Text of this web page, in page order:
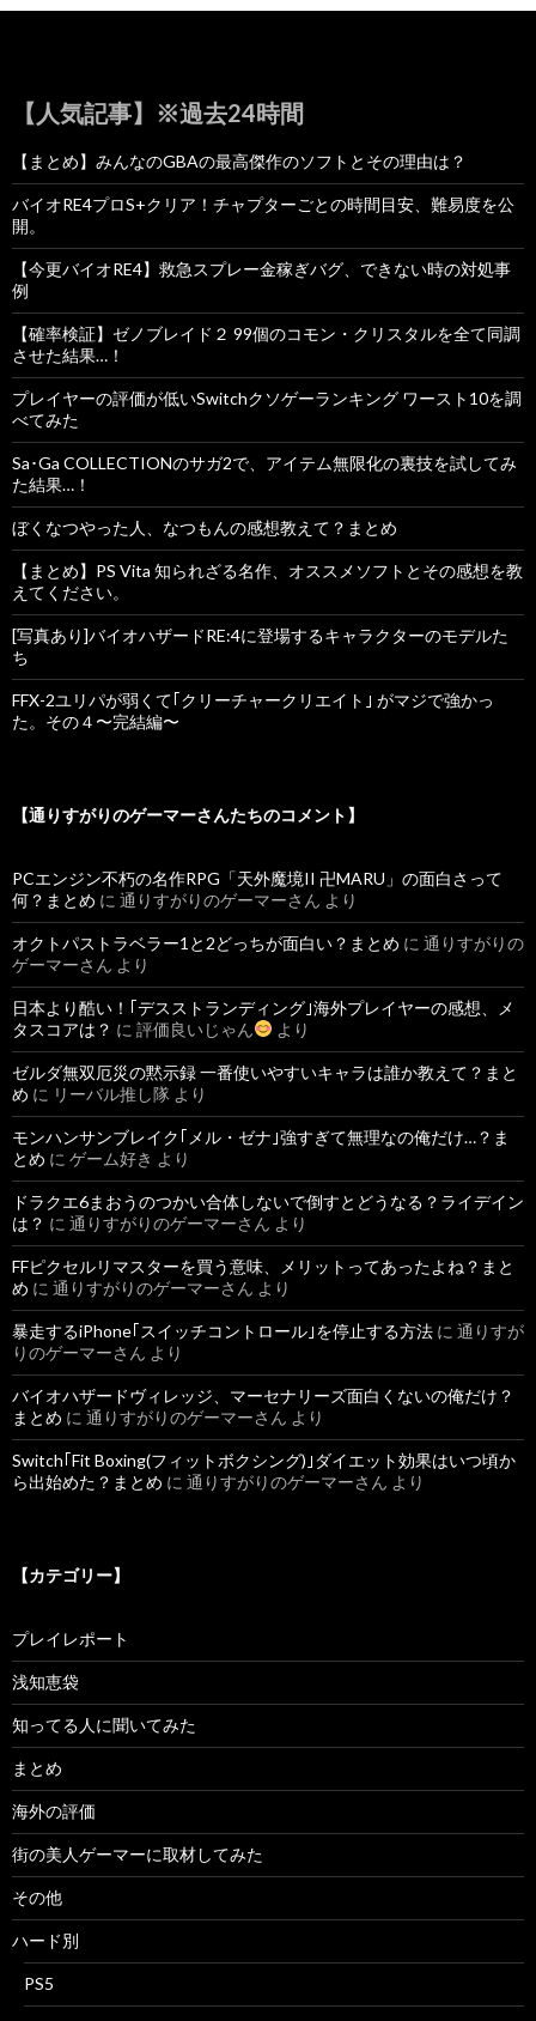
【人気記事】※過去24時間
【まとめ】みんなのGBAの最高傑作のソフトとその理由は？
バイオRE4プロS+クリア！チャプターごとの時間目安、難易度を公
開。
【今更バイオRE4】救急スプレー金稼ぎバグ、できない時の対処事
例
【確率検証】ゼノブレイド２ 99個のコモン・クリスタルを全て同調
させた結果…！
プレイヤーの評価が低いSwitchクソゲーランキング ワースト10を調
べてみた
Sa･Ga COLLECTIONのサガ2で、アイテム無限化の裏技を試してみ
た結果…！
ぼくなつやった人、なつもんの感想教えて？まとめ
【まとめ】PS Vita 知られざる名作、オススメソフトとその感想を教
えてください。
[写真あり]バイオハザードRE:4に登場するキャラクターのモデルた
ち
FFX-2ユリパが弱くて｢クリーチャークリエイト｣ がマジで強かっ
た。その４〜完結編〜
【通りすがりのゲーマーさんたちのコメント】
PCエンジン不朽の名作RPG「天外魔境II 卍MARU」の面白さって
何？まとめ に 通りすがりのゲーマーさん より
オクトパストラベラー1と2どっちが面白い？まとめ に 通りすがりの
ゲーマーさん より
日本より酷い！｢デスストランディング｣海外プレイヤーの感想、メ
タスコアは？ に 評価良いじゃん より
ゼルダ無双厄災の黙示録 一番使いやすいキャラは誰か教えて？まと
め に リーバル推し隊 より
モンハンサンブレイク｢メル・ゼナ｣強すぎて無理なの俺だけ…？ま
とめ に ゲーム好き より
ドラクエ6まおうのつかい合体しないで倒すとどうなる？ライデイン
は？ に 通りすがりのゲーマーさん より
FFピクセルリマスターを買う意味、メリットってあったよね？まと
め に 通りすがりのゲーマーさん より
暴走するiPhone｢スイッチコントロール｣を停止する方法 に 通りすが
りのゲーマーさん より
バイオハザードヴィレッジ、マーセナリーズ面白くないの俺だけ？
まとめ に 通りすがりのゲーマーさん より
Switch｢Fit Boxing(フィットボクシング)｣ダイエット効果はいつ頃か
ら出始めた？まとめ に 通りすがりのゲーマーさん より
【カテゴリー】
プレイレポート
浅知恵袋
知ってる人に聞いてみた
まとめ
海外の評価
街の美人ゲーマーに取材してみた
その他
ハード別
PS5